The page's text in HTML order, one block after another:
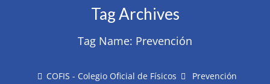
Tag Archives
Tag Name: Prevención
COFIS - Colegio Oficial de Físicos Prevención